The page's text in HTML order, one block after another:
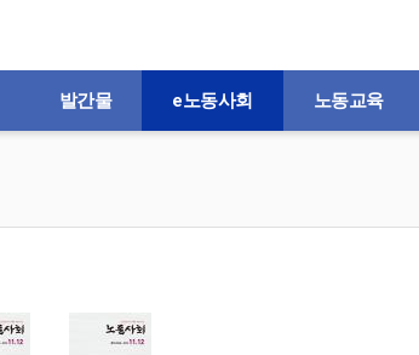
발간물 e노동사회 노동교육